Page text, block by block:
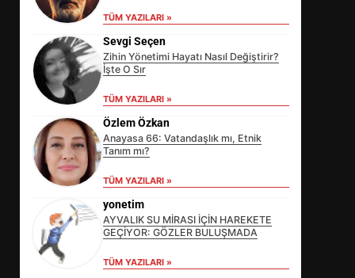
TÜM YAZILARI »
Sevgi Seçen
Zihin Yönetimi Hayatı Nasıl Değiştirir?
İşte O Sır
TÜM YAZILARI »
Özlem Özkan
Anayasa 66: Vatandaşlık mı, Etnik
Tanım mı?
TÜM YAZILARI »
yonetim
AYVALIK SU MİRASI İÇİN HAREKETE
GEÇİYOR: GÖZLER BULUŞMADA
TÜM YAZILARI »
SÜRDÜRÜLEBİLİRLİKTE NE
DEĞİŞECEK?